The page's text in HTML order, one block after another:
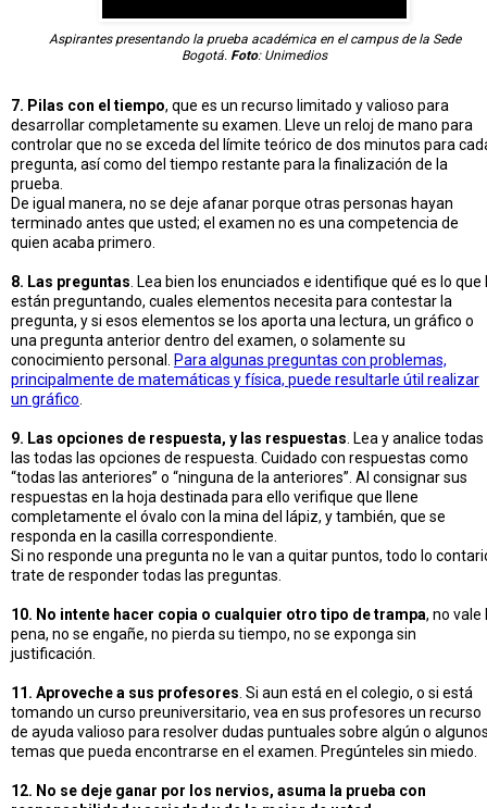
Aspirantes presentando la prueba académica en el campus de la Sede
Bogotá. Foto: Unimedios
7. Pilas con el tiempo, que es un recurso limitado y valioso para
desarrollar completamente su examen. Lleve un reloj de mano para
controlar que no se exceda del límite teórico de dos minutos para
pregunta, así como del tiempo restante para la finalización de la
prueba.
De igual manera, no se deje afanar porque otras personas hayan
terminado antes que usted; el examen no es una competencia de
quien acaba primero.
8. Las preguntas . Lea bien los enunciados e identifique qué es lo que
están preguntando, cuales elementos necesita para contestar la
pregunta, y si esos elementos se los aporta una lectura, un gráfico o
una pregunta anterior dentro del examen, o solamente su
conocimiento personal.
Para algunas preguntas con problemas,
principalmente de matemáticas y física, puede resultarle útil realizar
un gráfico
9. Las opciones de respuesta, y las respuestas . Lea y analice todas
las todas las opciones de respuesta. Cuidado con respuestas como
“todas las anteriores” o “ninguna de la anteriores”. Al consignar sus
respuestas en la hoja destinada para ello verifique que llene
completamente el óvalo con la mina del lápiz, y también, que se
responda en la casilla correspondiente.
Si no responde una pregunta no le van a quitar puntos, todo lo
trate de responder todas las preguntas.
10. No intente hacer copia o cualquier otro tipo de trampa, no vale
pena, no se engañe, no pierda su tiempo, no se exponga sin
justificación.
11. Aproveche a sus profesores . Si aun está en el colegio, o si está
tomando un curso preuniversitario, vea en sus profesores un recurso
de ayuda valioso para resolver dudas puntuales sobre algún o
temas que pueda encontrarse en el examen. Pregúnteles sin miedo.
12. No se deje ganar por los nervios, asuma la prueba con